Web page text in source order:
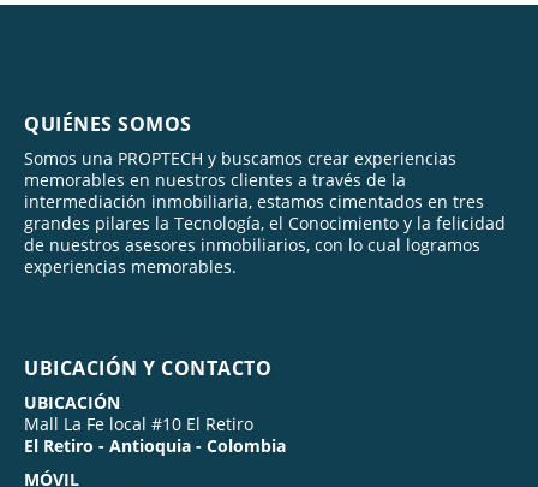
QUIÉNES SOMOS
Somos una PROPTECH y buscamos crear experiencias
memorables en nuestros clientes a través de la
intermediación inmobiliaria, estamos cimentados en tres
grandes pilares la Tecnología, el Conocimiento y la felicidad
de nuestros asesores inmobiliarios, con lo cual logramos
experiencias memorables.
UBICACIÓN Y CONTACTO
UBICACIÓN
Mall La Fe local #10 El Retiro
El Retiro - Antioquia - Colombia
MÓVIL